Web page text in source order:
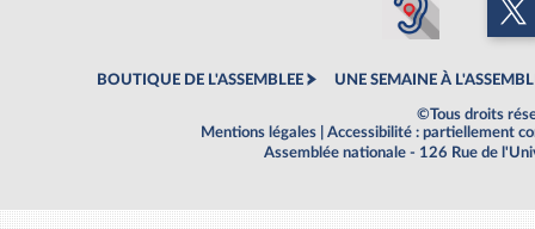
BOUTIQUE DE L'ASSEMBLEE UNE SEMAINE À
©Tous droits
Mentions légales
Accessibilité : partiellement
Assemblée nationale - 126 Rue de